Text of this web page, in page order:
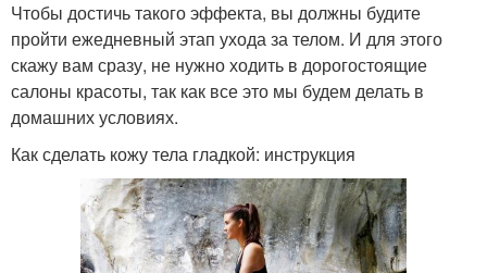
Чтобы достичь такого эффекта, вы должны будите
пройти ежедневный этап ухода за телом. И для этого
скажу вам сразу, не нужно ходить в дорогостоящие
салоны красоты, так как все это мы будем делать в
домашних условиях.
Как сделать кожу тела гладкой: инструкция